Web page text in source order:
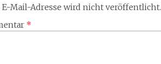
E-Mail-Adresse wird nicht veröffentlicht.
*